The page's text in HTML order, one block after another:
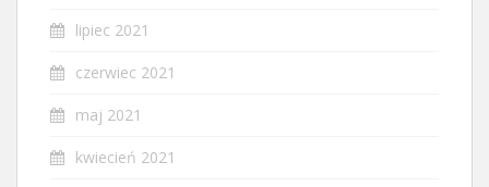
lipiec 2021
czerwiec 2021
maj 2021
kwiecień 2021